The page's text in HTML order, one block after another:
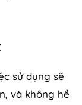
sử dụng sẽ
và không hề